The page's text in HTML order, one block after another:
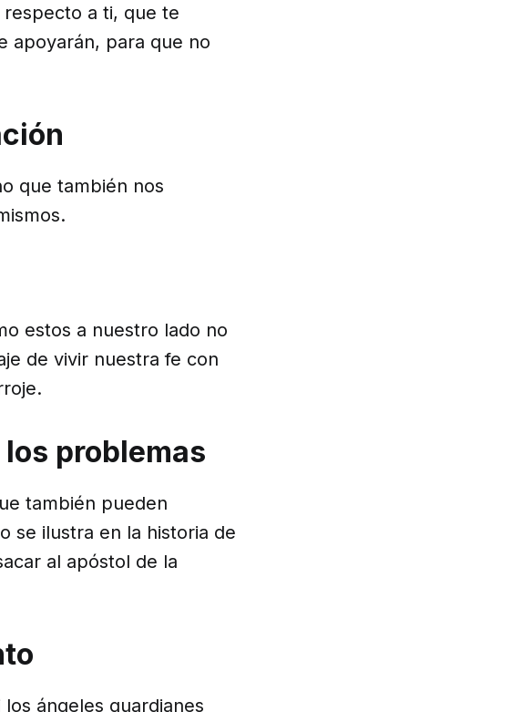
respecto a ti, que te
apoyarán, para que no
que también nos
estos a nuestro lado no
de vivir nuestra fe con
problemas
también pueden
se ilustra en la historia de
al apóstol de la
ángeles guardianes